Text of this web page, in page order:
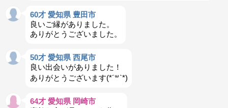
60才 愛知県 豊田市
良いご縁がありました。
ありがとうございました。
50才 愛知県 西尾市
良い出会いがありました！
ありがとうございます(*´꒳`*)
64才 愛知県 岡崎市